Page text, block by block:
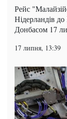
Рейс
Нідерландів до
Донбасом 17
17 липня, 13:39